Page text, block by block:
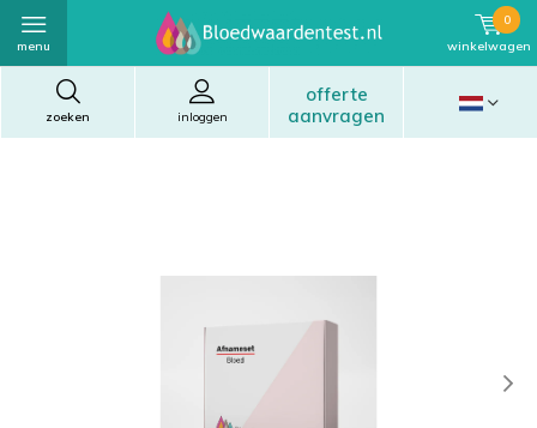
zoeken
offerte
aanvragen
inloggen
menu winkelwagen
0